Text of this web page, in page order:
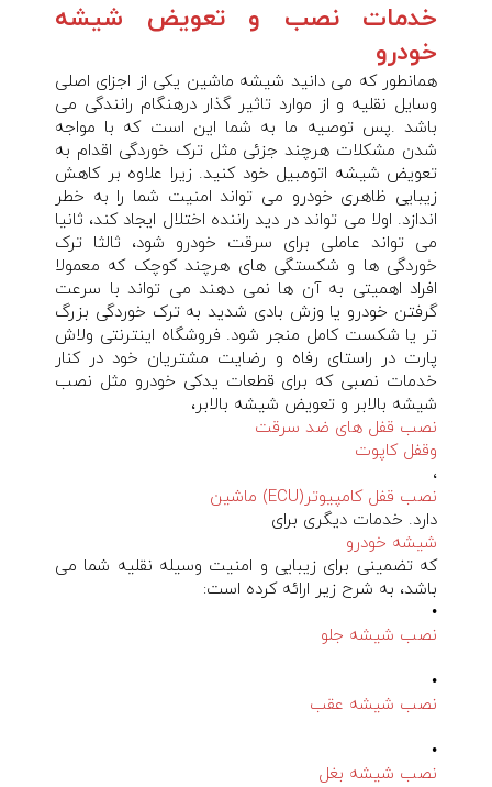
خدمات نصب و تعویض شیشه
خودرو
همانطور که می دانید شیشه ماشین یکی از اجزای اصلی
وسایل نقلیه و از موارد تاثیر گذار درهنگام رانندگی می
باشد .پس توصیه ما به شما این است که با مواجه
شدن مشکلات هرچند جزئی مثل ترک خوردگی اقدام به
تعویض شیشه اتومبیل خود کنید. زیرا علاوه بر کاهش
زیبایی ظاهری خودرو می تواند امنیت شما را به خطر
اندازد. اولا می تواند در دید راننده اختلال ایجاد کند، ثانیا
می تواند عاملی برای سرقت خودرو شود، ثالثا ترک
خوردگی ها و شکستگی های هرچند کوچک که معمولا
افراد اهمیتی به آن ها نمی دهند می تواند با سرعت
گرفتن خودرو یا وزش بادی شدید به ترک خوردگی بزرگ
تر یا شکست کامل منجر شود. فروشگاه اینترنتی ولاش
پارت در راستای رفاه و رضایت مشتریان خود در کنار
خدمات نصبی که برای قطعات یدکی خودرو مثل نصب
شیشه بالابر و تعویض شیشه بالابر،
نصب قفل های ضد سرقت
وقفل کاپوت
،
نصب قفل کامپیوتر(ECU) ماشین
دارد. خدمات دیگری برای
شیشه خودرو
که تضمینی برای زیبایی و امنیت وسیله نقلیه شما می
باشد، به شرح زیر ارائه کرده است:
•
نصب شیشه جلو
•
نصب شیشه عقب
•
نصب شیشه بغل